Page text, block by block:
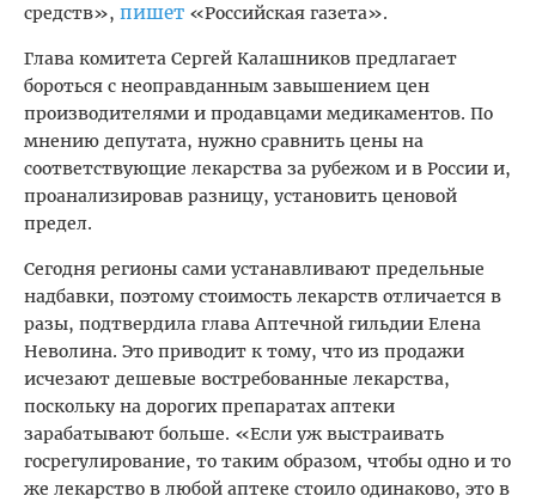
средств», пишет «Российская газета».
Глава комитета Сергей Калашников предлагает
бороться с неоправданным завышением цен
производителями и продавцами медикаментов. По
мнению депутата, нужно сравнить цены на
соответствующие лекарства за рубежом и в России и,
проанализировав разницу, установить ценовой
предел.
Сегодня регионы сами устанавливают предельные
надбавки, поэтому стоимость лекарств отличается в
разы, подтвердила глава Аптечной гильдии Елена
Неволина. Это приводит к тому, что из продажи
исчезают дешевые востребованные лекарства,
поскольку на дорогих препаратах аптеки
зарабатывают больше. «Если уж выстраивать
госрегулирование, то таким образом, чтобы одно и то
же лекарство в любой аптеке стоило одинаково, это в